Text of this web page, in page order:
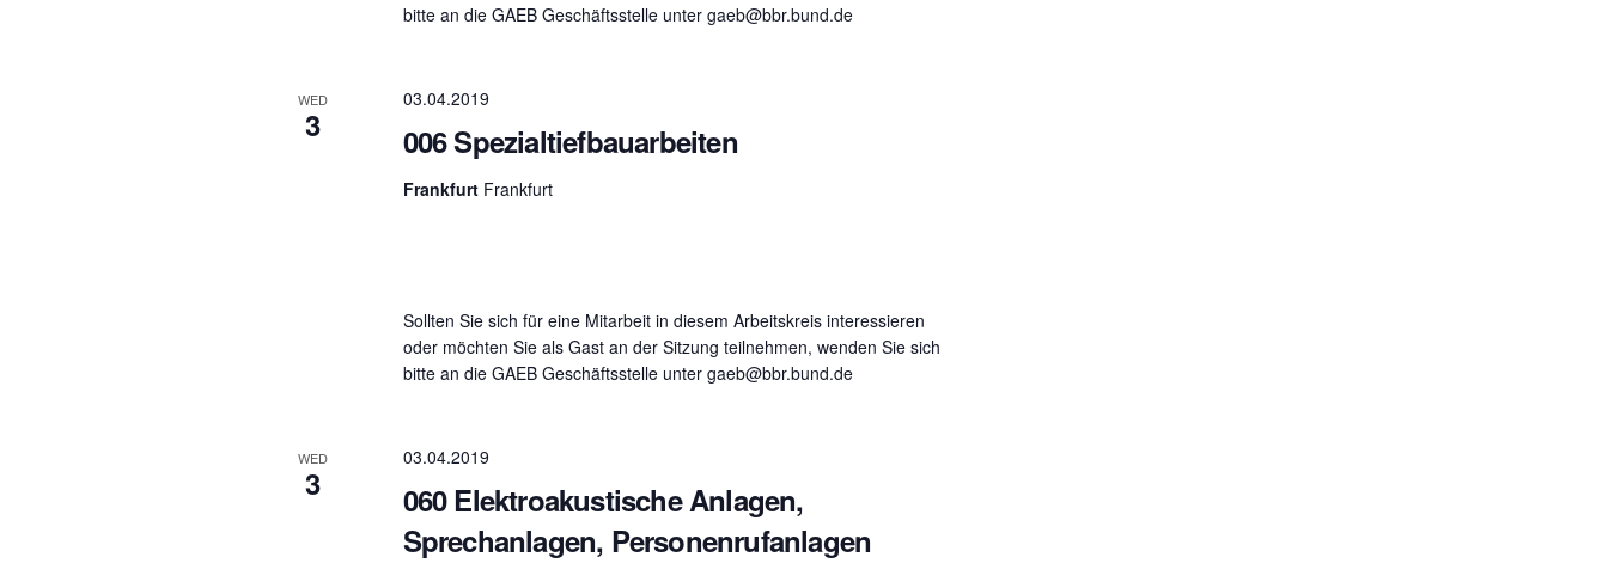
bitte an die GAEB Geschäftsstelle unter gaeb@bbr.bund.de
WED
3 006 Spezialtiefbauarbeiten
03.04.2019
Frankfurt Frankfurt
Sollten Sie sich für eine Mitarbeit in diesem Arbeitskreis interessieren
oder möchten Sie als Gast an der Sitzung teilnehmen, wenden Sie sich
bitte an die GAEB Geschäftsstelle unter gaeb@bbr.bund.de
WED
3
060 Elektroakustische Anlagen,
Sprechanlagen, Personenrufanlagen
03.04.2019